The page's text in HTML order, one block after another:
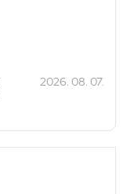
2026. 08. 07.